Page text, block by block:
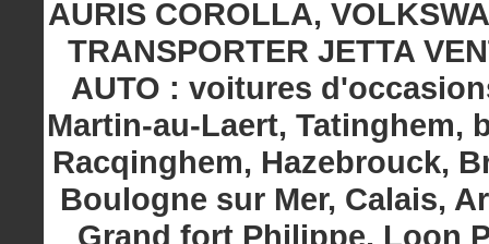
AURIS COROLLA,
TRANSPORTER JETTA
AUTO : voitures
Martin-au-Laert, Tatinghem,
Racqinghem, Hazebrouck,
Boulogne sur Mer, Calais,
Grand fort Philippe, Loon